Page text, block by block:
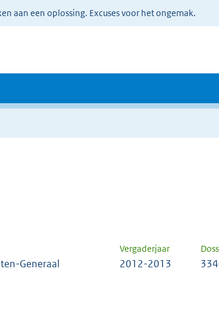
aan een oplossing. Excuses voor het ongemak.
Vergaderjaar
Generaal 2012-2013